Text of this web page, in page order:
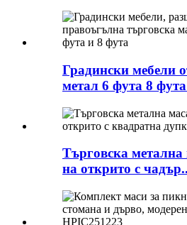
Градински мебели
метал 6 фута 8
Търговска
на открито с